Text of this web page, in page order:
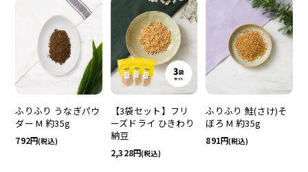
ふりふり うなぎパウ
ダー M 約35g
792 (税込)
【3袋セット】フリ
ーズドライ ひきわり
納豆
2,328 (税込)
ふりふり 鮭(さけ)そ
ぼろ M 約35g
891 (税込)